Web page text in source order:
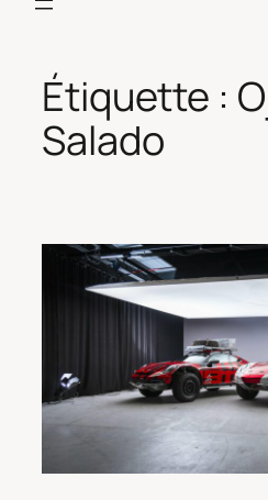
Étiquette :
Salado